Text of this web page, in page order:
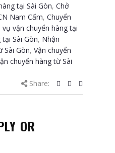
tại Sài Gòn, Chở
Nam Cấm, Chuyển
vụ vận chuyển hàng tại
Sài Gòn, Nhận
Sài Gòn, Vận chuyển
chuyển hàng từ Sài
Share:
OR